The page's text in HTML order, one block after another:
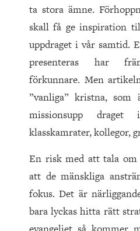
ta stora ämne.
skall få ge inspiration
uppdraget i vår samtid.
presenteras har
förkunnare. Men
”vanliga” kristna,
missionsupp draget
klasskamrater, kollegor,
En risk med att tala om
att de mänskliga
fokus. Det är
bara lyckas hitta rätt